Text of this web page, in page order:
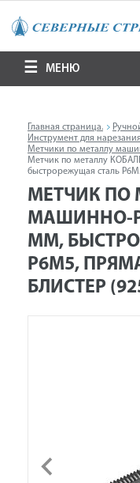
МЕНЮ
Главная страница.
Инструмент для
Метчики по металлу
Метчик по металлу
быстрорежущая сталь
МЕТЧИК ПО
МАШИННО-
ММ,
Р6М5,
БЛИСТЕР